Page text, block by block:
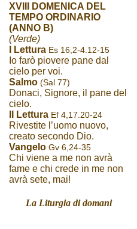
XVIII DOMENICA DEL
TEMPO ORDINARIO
(ANNO B)
(Verde)
I Lettura Es 16,2-4.12-15
Io farò piovere pane dal
cielo per voi.
Salmo (Sal 77)
Donaci, Signore, il pane del
cielo.
II Lettura Ef 4,17.20-24
Rivestite l’uomo nuovo,
creato secondo Dio.
Vangelo Gv 6,24-35
Chi viene a me non avrà
fame e chi crede in me non
avrà sete, mai!
La Liturgia di domani